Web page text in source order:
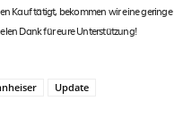
Kauf tätigt, bekommen wir eine geringe
Dank für eure Unterstützung!
Update